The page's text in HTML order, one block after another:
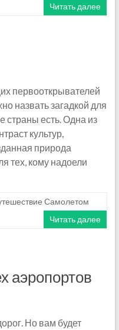
Читать далее
первооткрывателей
назвать загадкой для
страны есть. Одна из
культур,
природа
тех, кому надоели
Самолетом
Читать далее
аэропортов
Но вам будет